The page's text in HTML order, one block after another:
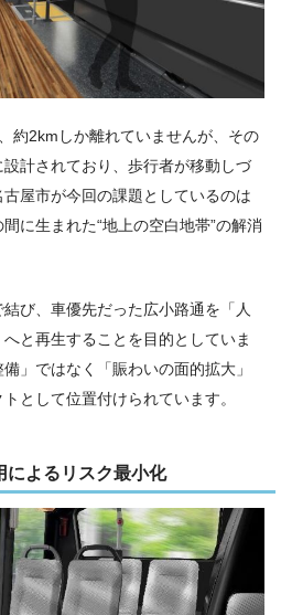
約2kmしか離れていませんが、その
計されており、歩行者が移動しづ
屋市が今回の課題としているのは
に生まれた“地上の空白地帯”の解消
び、車優先だった広小路通を「人
と再生することを目的としていま
」ではなく「賑わいの面的拡大」
として位置付けられています。
によるリスク最小化